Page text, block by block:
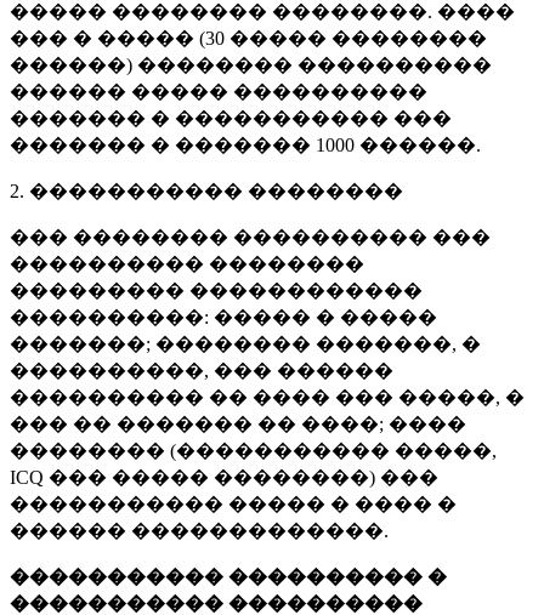
����� �������� ��������. ����
��� � ����� (30 ����� ��������
������) �������� ����������
������ ����� ����������
������� � ����������� ���
������� � ������� 1000 ������.
2. ����������� ��������
��� �������� ���������� ���
���������� ��������
��������� ������������
����������: ����� � �����
�������; �������� �������, �
����������, ��� ������
���������� �� ���� ��� �����, �
��� �� ������� �� ����; ����
�������� (����������� �����,
ICQ ��� ����� ��������) ���
����������� ����� � ���� �
������ �������������.
����������� ���������� �
����������� ����������